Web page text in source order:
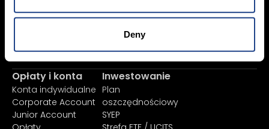
Deny
Zaloguj się teraz
Zarejestruj się
Opłaty i konta
Konta indywidualne
Corporate Account
Junior Account
Inwestowanie
Plan
oszczędnościowy
SYEP